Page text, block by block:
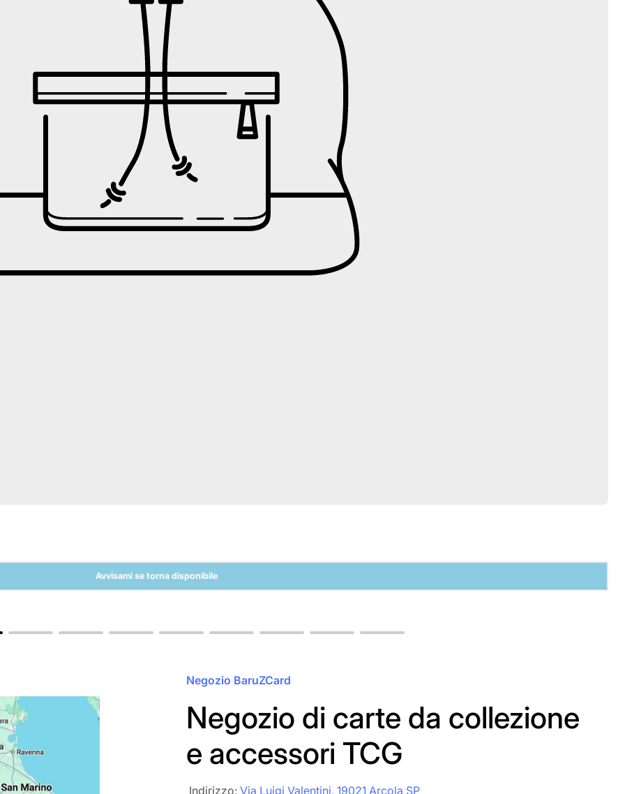
Avvisami se torna disponibile
Negozio BaruZCard
Negozio di carte da collezione
e accessori TCG
‎‎ Indirizzo: Via Luigi Valentini, 19021 Arcola SP